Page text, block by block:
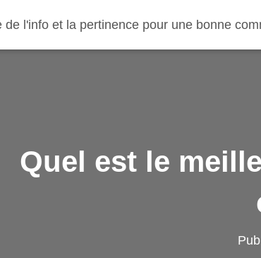
de l'info et la pertinence pour une bonne
Quel est le